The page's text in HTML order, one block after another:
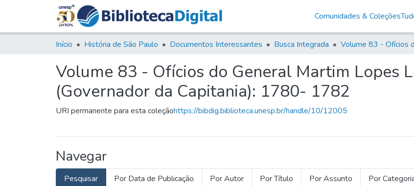
Comunidades & Coleções
Início História de São Paulo Documentos Interessantes Busca Integrada
Volume 83 - Ofícios do General Martim Lopes
(Governador da Capitania): 1780- 1782
URI permanente para esta coleçãohttps://bibdig.biblioteca.unesp.br/handle/10/12005
Navegar
Pesquisar Por Data de Publicação Por Autor Por Título Por Assunto Por